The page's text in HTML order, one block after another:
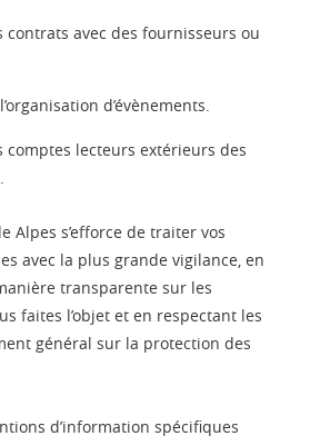
contrats avec des fournisseurs ou
d’évènements.
comptes lecteurs extérieurs des
Alpes s’efforce de traiter vos
avec la plus grande vigilance, en
transparente sur les
faites l’objet et en respectant les
général sur la protection des
d’information spécifiques